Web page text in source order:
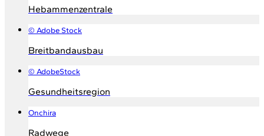
Hebammenzentrale
© Adobe Stock
Breitbandausbau
© AdobeStock
Gesundheitsregion
Onchira
Radwege